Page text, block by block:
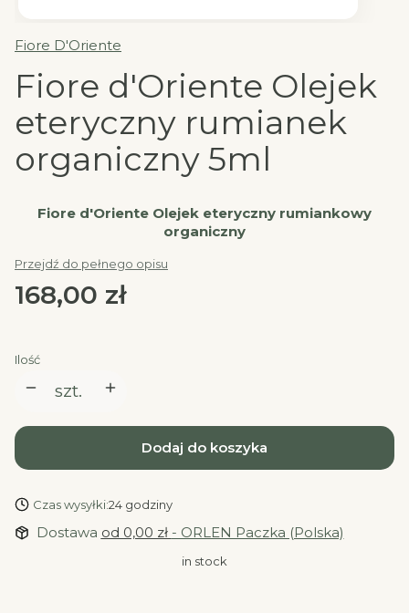
Fiore D'Oriente
Fiore d'Oriente Olejek
eteryczny rumianek
organiczny 5ml
Fiore d'Oriente Olejek eteryczny rumiankowy
organiczny
Przejdź do pełnego opisu
Cena
168,00 zł
Ilość
szt.
Dodaj do koszyka
Czas wysyłki:24 godziny
Dostawa od 0,00 zł - ORLEN Paczka (Polska)
in stock